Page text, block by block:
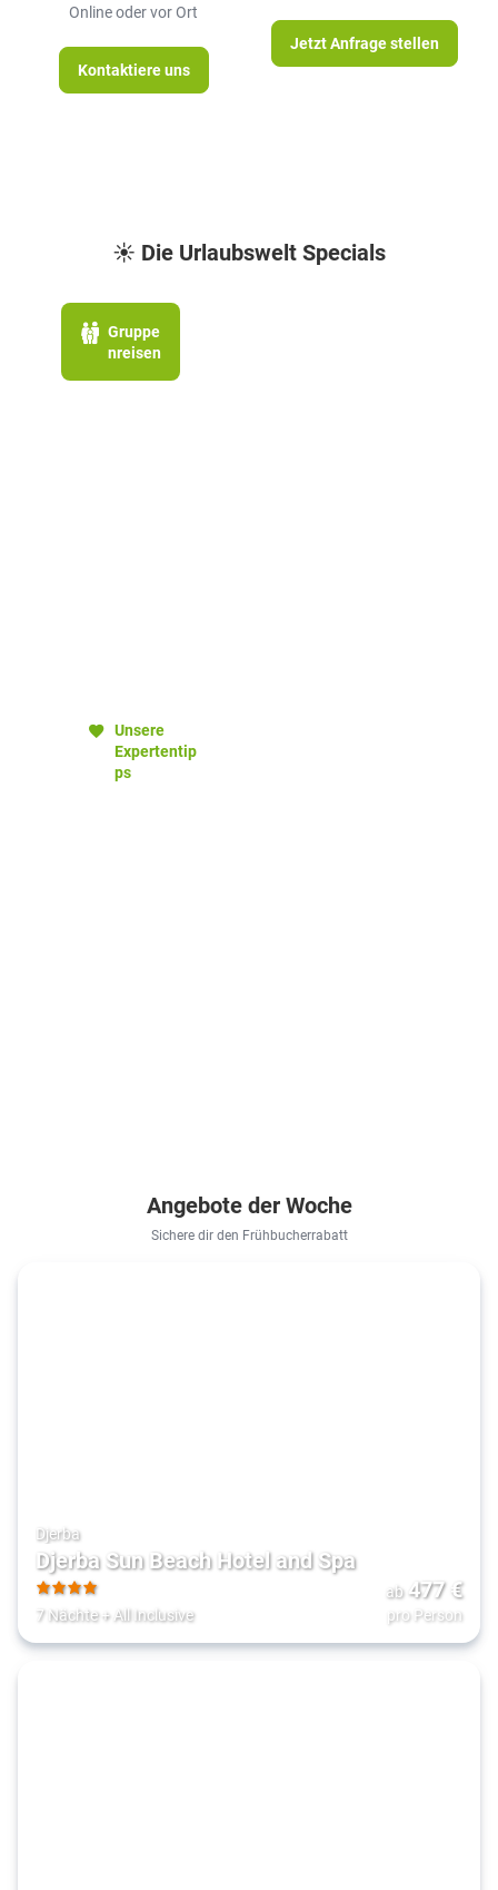
Online oder vor Ort
Kontaktiere uns
Jetzt Anfrage stellen
☀️ Die Urlaubswelt Specials
Gruppe
nreisen
Unsere
Expertentip
ps
Angebote der Woche
Sichere dir den Frühbucherrabatt
Djerba
Djerba Sun Beach Hotel and Spa
4
7 Nächte+ All Inclusive
ab 477€
pro Person